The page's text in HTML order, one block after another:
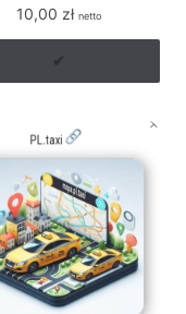
10,00 zł netto
✔